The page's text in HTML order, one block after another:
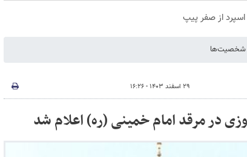
شخصیت‌ها
۲۹ اسفند ۱۴۰۳ - ۱۶:۲۶
در مرقد امام خمینی (ره) اعلام شد